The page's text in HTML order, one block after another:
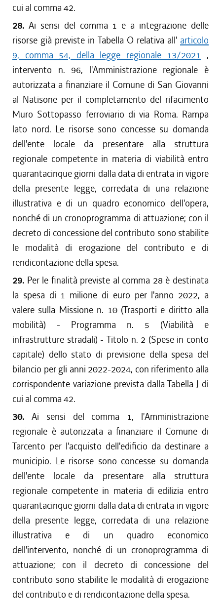
cui al comma 42.
28. Ai sensi del comma 1 e a integrazione delle
risorse già previste in Tabella O relativa all' articolo
9, comma 54, della legge regionale 13/2021 ,
intervento n. 96, l'Amministrazione regionale è
autorizzata a finanziare il Comune di San Giovanni
al Natisone per il completamento del rifacimento
Muro Sottopasso ferroviario di via Roma. Rampa
lato nord. Le risorse sono concesse su domanda
dell'ente locale da presentare alla struttura
regionale competente in materia di viabilità entro
quarantacinque giorni dalla data di entrata in vigore
della presente legge, corredata di una relazione
illustrativa e di un quadro economico dell'opera,
nonché di un cronoprogramma di attuazione; con il
decreto di concessione del contributo sono stabilite
le modalità di erogazione del contributo e di
rendicontazione della spesa.
29. Per le finalità previste al comma 28 è destinata
la spesa di 1 milione di euro per l'anno 2022, a
valere sulla Missione n. 10 (Trasporti e diritto alla
mobilità) - Programma n. 5 (Viabilità e
infrastrutture stradali) - Titolo n. 2 (Spese in conto
capitale) dello stato di previsione della spesa del
bilancio per gli anni 2022-2024, con riferimento alla
corrispondente variazione prevista dalla Tabella J di
cui al comma 42.
30. Ai sensi del comma 1, l'Amministrazione
regionale è autorizzata a finanziare il Comune di
Tarcento per l'acquisto dell'edificio da destinare a
municipio. Le risorse sono concesse su domanda
dell'ente locale da presentare alla struttura
regionale competente in materia di edilizia entro
quarantacinque giorni dalla data di entrata in vigore
della presente legge, corredata di una relazione
illustrativa e di un quadro economico
dell'intervento, nonché di un cronoprogramma di
attuazione; con il decreto di concessione del
contributo sono stabilite le modalità di erogazione
del contributo e di rendicontazione della spesa.